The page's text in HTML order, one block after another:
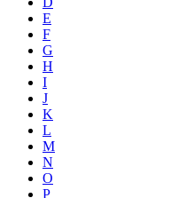
E
F
G
H
I
J
K
L
M
N
O
P